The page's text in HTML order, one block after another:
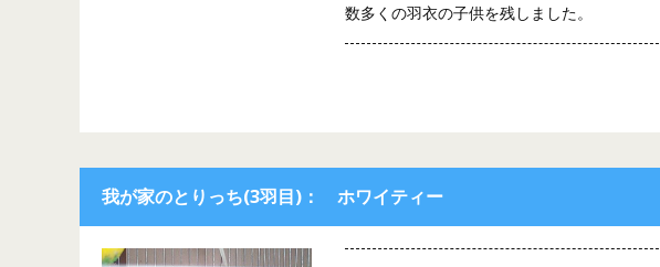
数多くの羽衣の子供を残しました。
我が家のとりっち(3羽目)： ホワイティー